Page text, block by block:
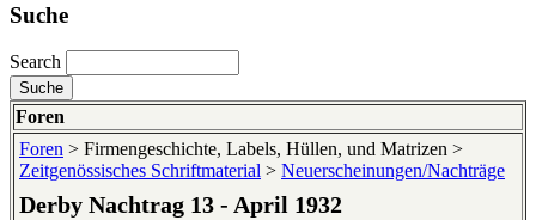
Suche
Search
Foren
Foren > Firmengeschichte, Labels, Hüllen, und Matrizen >
Zeitgenössisches Schriftmaterial > Neuerscheinungen/Nachträge
Derby Nachtrag 13 - April 1932